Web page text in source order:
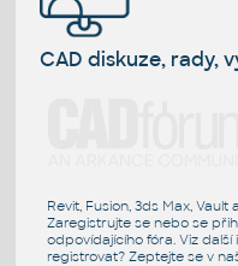
CAD diskuze, rady,
Revit, Fusion, 3ds Max,
Zaregistrujte se nebo se
odpovídajícího fóra. Viz
registrovat? Zeptejte se v